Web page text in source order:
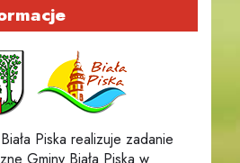
Piska realizuje zadanie
Gminy Biała Piska w